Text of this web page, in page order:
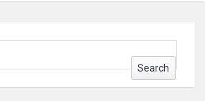
Search